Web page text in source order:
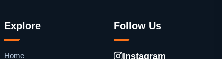
Explore
Home
Follow Us
Instagram